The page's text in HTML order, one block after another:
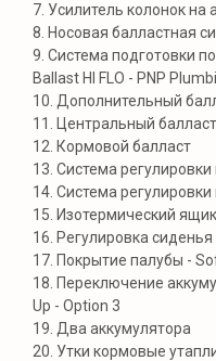
7. Усилитель колонок на
8. Носовая балластная
9. Система подготовки
Ballast HI FLO - PNP
10. Дополнительный
11. Центральный балласт
12. Кормовой балласт
13. Система
14. Система
15. Изотермический
16. Регулировка сиденья
17. Покрытие палубы -
18. Переключение
Up - Option 3
19. Два аккумулятора
20. Утки кормовые
BOATS
Почта
WhatsApp
Telegram
Контакты
Услуги
Каталог
Хранение
О нас
Контакты
Навигация